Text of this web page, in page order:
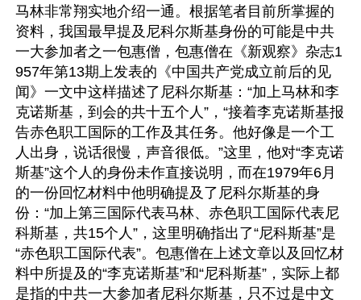
马林非常翔实地介绍一通。根据笔者目前所掌握的
资料，我国最早提及尼科尔斯基身份的可能是中共
一大参加者之一包惠僧，包惠僧在《新观察》杂志1
957年第13期上发表的《中国共产党成立前后的见
闻》一文中这样描述了尼科尔斯基：“加上马林和李
克诺斯基，到会的共十五个人”，“接着李克诺斯基报
告赤色职工国际的工作及其任务。他好像是一个工
人出身，说话很慢，声音很低。”这里，他对“李克诺
斯基”这个人的身份未作直接说明，而在1979年6月
的一份回忆材料中他明确提及了尼科尔斯基的身
份：“加上第三国际代表马林、赤色职工国际代表尼
科斯基，共15个人”，这里明确指出了“尼科斯基”是
“赤色职工国际代表”。包惠僧在上述文章以及回忆材
料中所提及的“李克诺斯基”和“尼科斯基”，实际上都
是指的中共一大参加者尼科尔斯基，只不过是中文